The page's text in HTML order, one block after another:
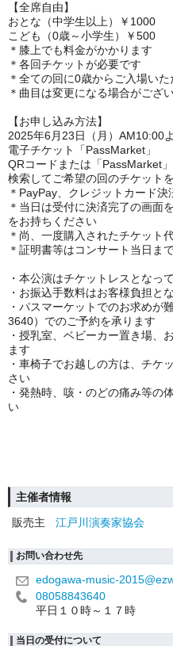
【全席自由】
おとな（中学生以上）￥1000
こども（0歳～小学生）￥500
＊膝上でも料金がかかります
＊各回チケットが必要です
＊全ての回に0歳からご入場いた
＊曲目は変更になる場合がござ
【お申し込み方法】
2025年6月23日（月）AM10:00
電子チケット「PassMarket」
QRコードまたは「PassMarket
検索してご希望の回のチケット
＊PayPay、クレジットカード
＊当日は受付に決済完了の画面
をお持ちください
＊尚、一度購入されたチケット
＊証明書等はコンサート当日ま
・本公演はチケットレスとなっ
・お振込手数料はお客様負担と
・パスマーケットでのお求めが
3640）でのご予約を承ります
・授乳室、ベビーカー置き場、
ます
・車椅子でお越しの方は、チケ
さい
・発熱時、咳・のどの痛み等の
い
主催者情報
販売主
江戸川演奏家協会
お問い合わせ先
edogawa-music-
08058843640
平日１０時～１７時
当日の受付について